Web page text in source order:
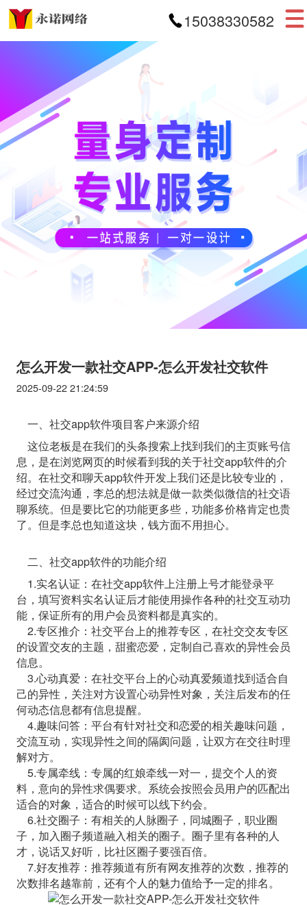
15038330582
首页
APP开发
小程序开发
案例展示
新闻资讯
关于我们
怎么开发一款社交APP-怎么开发社交软件
2025-09-22 21:24:59
一、社交app软件项目客户来源介绍
这位老板是在我们的头条搜索上找到我们的主页账号信
息，是在浏览网页的时候看到我的关于社交app软件的介
绍。在社交和聊天app软件开发上我们还是比较专业的，
经过交流沟通，李总的想法就是做一款类似微信的社交语
聊系统。但是要比它的功能更多些，功能多价格肯定也贵
了。但是李总也知道这块，钱方面不用担心。
二、社交app软件的功能介绍
1.实名认证：在社交app软件上注册上号才能登录平
台，填写资料实名认证后才能使用操作各种的社交互动功
能，保证所有的用户会员资料都是真实的。
2.专区推介：社交平台上的推荐专区，在社交交友专区
的设置交友的主题，甜蜜恋爱，定制自己喜欢的异性会员
信息。
3.心动真爱：在社交平台上的心动真爱频道找到适合自
己的异性，关注对方设置心动异性对象，关注后发布的任
何动态信息都有信息提醒。
4.趣味问答：平台有针对社交和恋爱的相关趣味问题，
交流互动，实现异性之间的隔阂问题，让双方在交往时理
解对方。
5.专属牵线：专属的红娘牵线一对一，提交个人的资
料，意向的异性求偶要求。系统会按照会员用户的匹配出
适合的对象，适合的时候可以线下约会。
6.社交圈子：有相关的人脉圈子，同城圈子，职业圈
子，加入圈子频道融入相关的圈子。圈子里有各种的人
才，说话又好听，比社区圈子要强百倍。
7.好友推荐：推荐频道有所有网友推荐的次数，推荐的
次数排名越靠前，还有个人的魅力值给予一定的排名。